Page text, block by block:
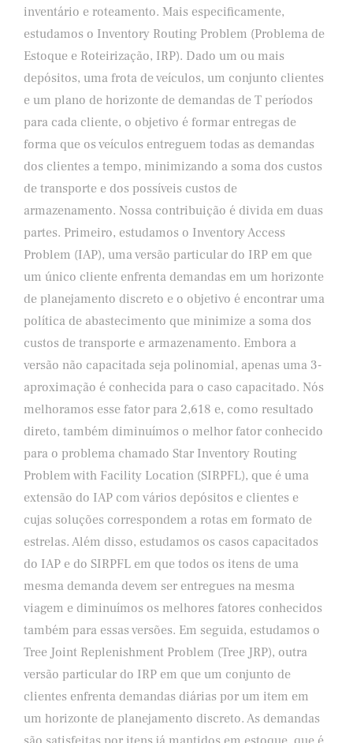
inventário e roteamento. Mais especificamente,
estudamos o Inventory Routing Problem (Problema de
Estoque e Roteirização, IRP). Dado um ou mais
depósitos, uma frota de veículos, um conjunto clientes
e um plano de horizonte de demandas de T períodos
para cada cliente, o objetivo é formar entregas de
forma que os veículos entreguem todas as demandas
dos clientes a tempo, minimizando a soma dos custos
de transporte e dos possíveis custos de
armazenamento. Nossa contribuição é divida em duas
partes. Primeiro, estudamos o Inventory Access
Problem (IAP), uma versão particular do IRP em que
um único cliente enfrenta demandas em um horizonte
de planejamento discreto e o objetivo é encontrar uma
política de abastecimento que minimize a soma dos
custos de transporte e armazenamento. Embora a
versão não capacitada seja polinomial, apenas uma 3-
aproximação é conhecida para o caso capacitado. Nós
melhoramos esse fator para 2,618 e, como resultado
direto, também diminuímos o melhor fator conhecido
para o problema chamado Star Inventory Routing
Problem with Facility Location (SIRPFL), que é uma
extensão do IAP com vários depósitos e clientes e
cujas soluções correspondem a rotas em formato de
estrelas. Além disso, estudamos os casos capacitados
do IAP e do SIRPFL em que todos os itens de uma
mesma demanda devem ser entregues na mesma
viagem e diminuímos os melhores fatores conhecidos
também para essas versões. Em seguida, estudamos o
Tree Joint Replenishment Problem (Tree JRP), outra
versão particular do IRP em que um conjunto de
clientes enfrenta demandas diárias por um item em
um horizonte de planejamento discreto. As demandas